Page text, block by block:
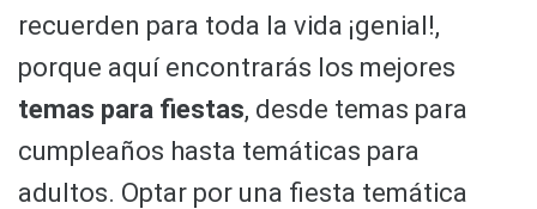
recuerden para toda la vida ¡genial!,
porque aquí encontrarás los mejores
temas para fiestas, desde temas para
cumpleaños hasta temáticas para
adultos. Optar por una fiesta temática